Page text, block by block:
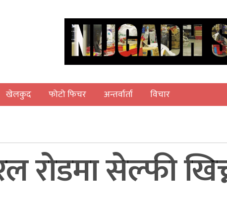
खेलकुद फोटो फिचर अन्तर्वार्ता
विचार
रोडमा सेल्फी